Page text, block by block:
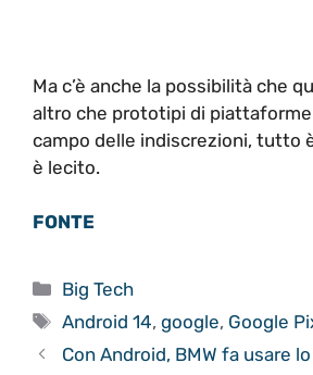
Ma c’è anche la possibilità che
altro che prototipi di
campo delle indiscrezioni, tutto
è lecito.
FONTE
Categorie
Big Tech
Tag
Android 14,google, Google
Con Android, BMW fa usare